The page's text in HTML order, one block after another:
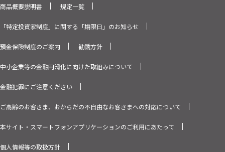
商品概要説明書 規定一覧
「特定投資家制度」に関する「期限日」のお知らせ
預金保険制度のご案内 勧誘方針
中小企業等の金融円滑化に向けた取組みについて
金融犯罪にご注意ください
ご高齢のお客さま、おからだの不自由なお客さまへの対応について
本サイト・スマートフォンアプリケーションのご利用にあたって
個人情報等の取扱方針